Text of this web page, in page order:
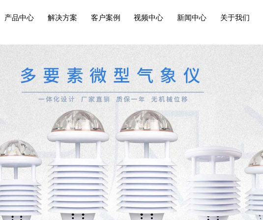
产品中心 解决方案 客户案例 视频中心 新闻中心 关于我们